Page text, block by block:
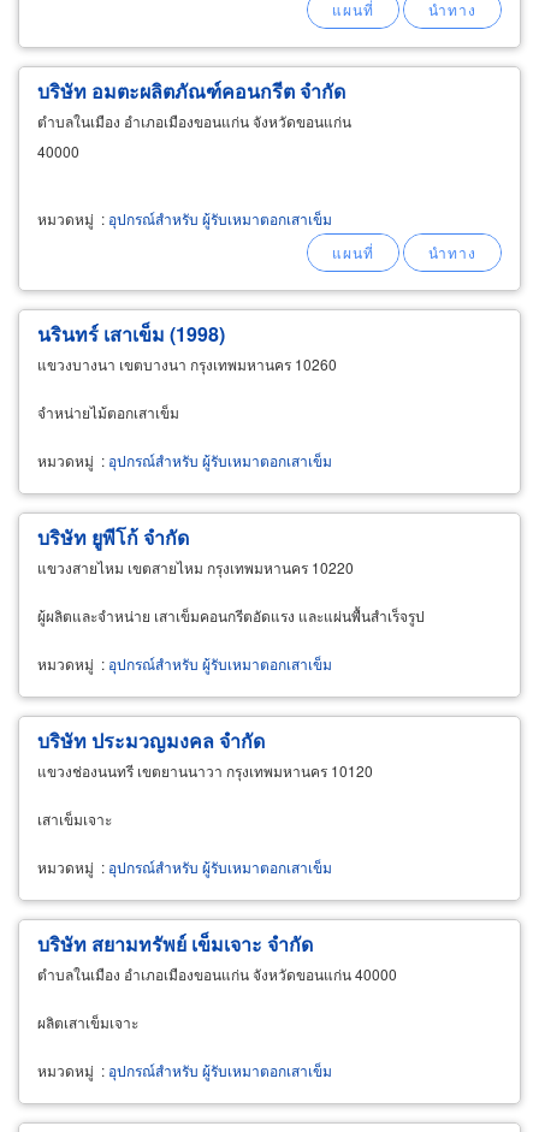
บริษัท อมตะผลิตภัณฑ์คอนกรีต จำกัด
ตำบลในเมือง อำเภอเมืองขอนแก่น จังหวัดขอนแก่น
40000
หมวดหมู่ : อุปกรณ์สำหรับ ผู้รับเหมาตอกเสาเข็ม
นรินทร์ เสาเข็ม (1998)
แขวงบางนา เขตบางนา กรุงเทพมหานคร 10260
จำหน่ายไม้ตอกเสาเข็ม
หมวดหมู่ : อุปกรณ์สำหรับ ผู้รับเหมาตอกเสาเข็ม
บริษัท ยูพีโก้ จำกัด
แขวงสายไหม เขตสายไหม กรุงเทพมหานคร 10220
ผู้ผลิตและจำหน่าย เสาเข็มคอนกรีตอัดแรง และแผ่นพื้นสำเร็จรูป
หมวดหมู่ : อุปกรณ์สำหรับ ผู้รับเหมาตอกเสาเข็ม
บริษัท ประมวญมงคล จำกัด
แขวงช่องนนทรี เขตยานนาวา กรุงเทพมหานคร 10120
เสาเข็มเจาะ
หมวดหมู่ : อุปกรณ์สำหรับ ผู้รับเหมาตอกเสาเข็ม
บริษัท สยามทรัพย์ เข็มเจาะ จำกัด
ตำบลในเมือง อำเภอเมืองขอนแก่น จังหวัดขอนแก่น 40000
ผลิตเสาเข็มเจาะ
หมวดหมู่ : อุปกรณ์สำหรับ ผู้รับเหมาตอกเสาเข็ม